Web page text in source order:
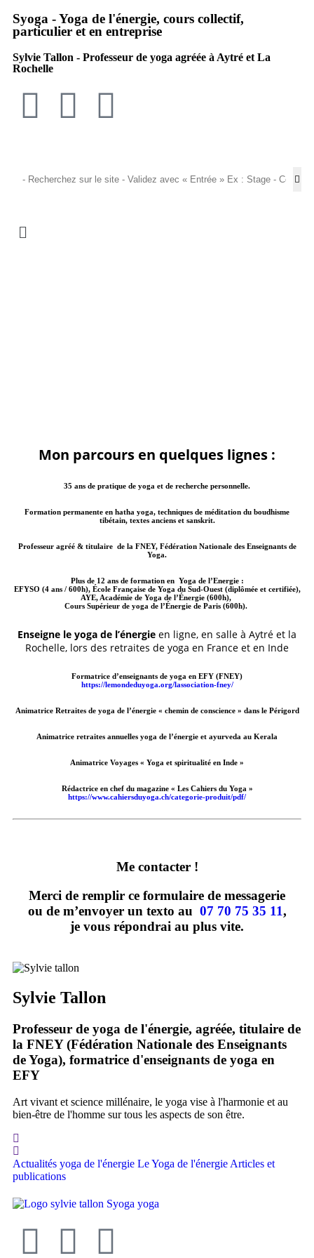
Syoga - Yoga de l'énergie, cours collectif,
particulier et en entreprise
Sylvie Tallon - Professeur de yoga agréée à Aytré et La
Rochelle
Mon parcours en quelques lignes :
35 ans de pratique de yoga et de recherche personnelle.
Formation permanente en hatha yoga, techniques de méditation du boudhisme
tibétain, textes anciens et sanskrit.
Professeur agréé & titulairede la FNEY, Fédération Nationale des Enseignants de
Yoga.
Plus de 12 ans de formationen Yoga de l’Energie :
EFYSO (4 ans / 600h), École Française de Yoga du Sud-Ouest (diplômée et certifiée),
AYE, Académie de Yoga de l’Énergie (600h),
Cours Supérieur de yoga de l’Énergie de Paris (600h).
Enseigne le yoga de l’énergie en ligne, en salle à Aytré et la
Rochelle, lors des retraites de yoga en France et en Inde
Formatrice d’enseignants de yoga en EFY (FNEY)
https://lemondeduyoga.org/lassociation-fney/
Animatrice Retraites de yoga de l’énergie « chemin de conscience » dans le Périgord
Animatrice retraites annuelles yoga de l’énergie et ayurveda au Kerala
Animatrice Voyages « Yoga et spiritualité en Inde »
Rédactrice en chefdu magazine « Les Cahiers du Yoga »
https://www.cahiersduyoga.ch/categorie-produit/pdf/
Me contacter !
Merci de remplir ce formulaire de messagerie
ou de m’envoyer un texto au 07 70 75 35 11,
je vous répondrai au plus vite.
Sylvie Tallon
Professeur de yoga de l'énergie, agréée, titulaire de
la FNEY (Fédération Nationale des Enseignants
de Yoga), formatrice d'enseignants de yoga en
EFY
Art vivant et science millénaire, le yoga vise à l'harmonie et au
bien-être de l'homme sur tous les aspects de son être.
Actualités yoga de l'énergie Le Yoga de l'énergieArticles et
publications